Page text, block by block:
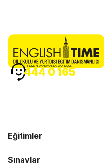
Eğitimler
Sınavlar
HEMEN DANIŞMANLA GÖRÜŞÜN
444 0 165